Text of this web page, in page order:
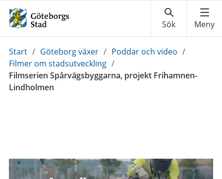
Du
är
här:
Start / Göteborg växer / Poddar och video /
Filmer om stadsutveckling /
Filmserien Spårvägsbyggarna, projekt Frihamnen-
Lindholmen